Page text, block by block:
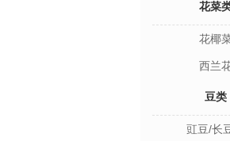
花菜
花椰
西兰
豆类
豇豆/长